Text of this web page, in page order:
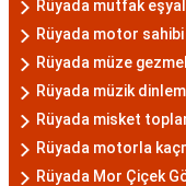
Rüyada mutfak
Rüyada motor
Rüyada müze
Rüyada müzik
Rüyada misket
Rüyada motorla
Rüyada Mor Çiçek